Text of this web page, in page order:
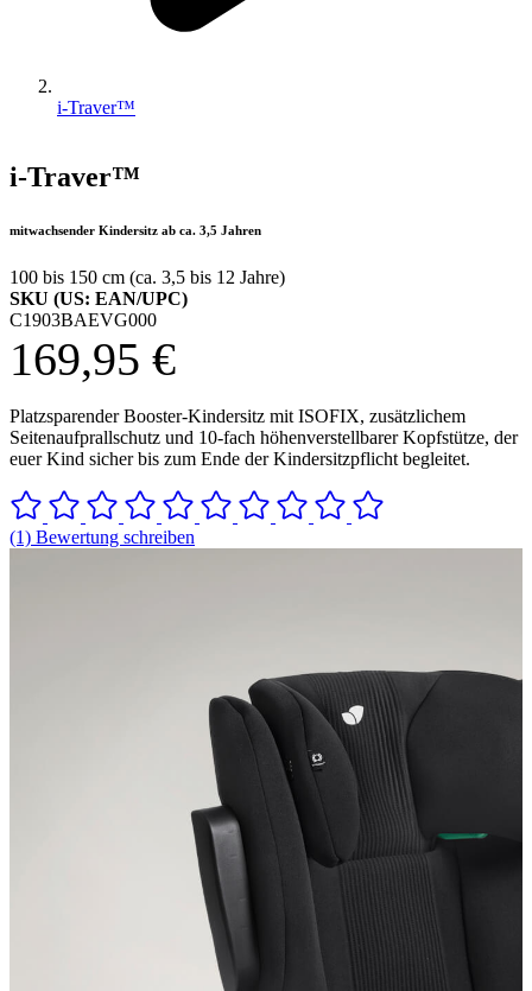
i-Traver™
i-Traver™
mitwachsender Kindersitz ab ca. 3,5 Jahren
100 bis 150 cm (ca. 3,5 bis 12 Jahre)
SKU (US: EAN/UPC)
C1903BAEVG000
169,95 €
Platzsparender Booster-Kindersitz mit ISOFIX, zusätzlichem
Seitenaufprallschutz und 10-fach höhenverstellbarer Kopfstütze, der
euer Kind sicher bis zum Ende der Kindersitzpflicht begleitet.
(1) Bewertung schreiben